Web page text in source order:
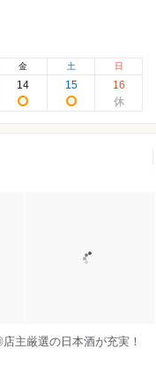
金
14
土
15
日
16
主厳選の日本酒が充実！